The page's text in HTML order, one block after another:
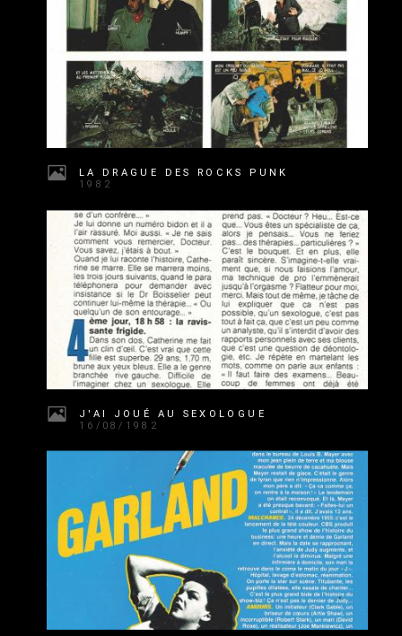
LA DRAGUE DES ROCKS PUNK
1982
J'AI JOUÉ AU SEXOLOGUE
16/08/1982